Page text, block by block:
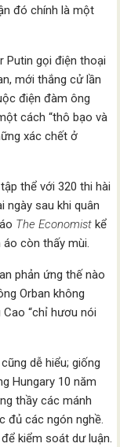
đó chính là một
Putin gọi điện thoại
mới thắng cử lần
điện đàm ông
cách “thô bạo và
xác chết ở
thể với 320 thi hài
sau khi quân
The Economist kể
còn thấy mùi.
phản ứng thế nào
Orban không
“chỉ hươu nói
dễ hiểu; giống
Hungary 10 năm
thầy các mánh
đủ các ngón nghề.
kiểm soát dư luận.